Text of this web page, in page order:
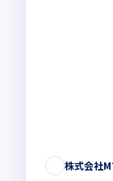
株式会社